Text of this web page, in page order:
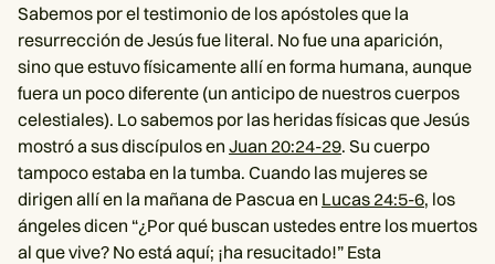
Sabemos por el testimonio de los apóstoles que la
resurrección de Jesús fue literal. No fue una aparición,
sino que estuvo físicamente allí en forma humana, aunque
fuera un poco diferente (un anticipo de nuestros cuerpos
celestiales). Lo sabemos por las heridas físicas que Jesús
mostró a sus discípulos en Juan 20:24-29. Su cuerpo
tampoco estaba en la tumba. Cuando las mujeres se
dirigen allí en la mañana de Pascua en Lucas 24:5-6, los
ángeles dicen “¿Por qué buscan ustedes entre los muertos
al que vive? No está aquí; ¡ha resucitado!” Esta